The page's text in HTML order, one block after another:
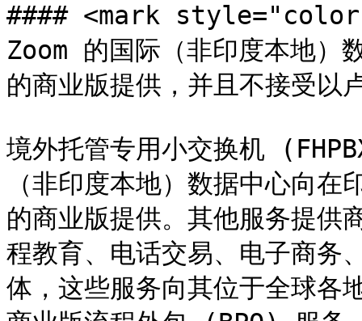
#### <mark style="color:
Zoom 的国际（非印度本地）
的商业版提供，并且不接受
境外托管专用小交换机
（非印度本地）数据中心向
的商业版提供。其他服务提供
程教育、电话交易、电子商
体，这些服务向其位于全球各